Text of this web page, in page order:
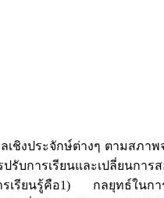
เชิงประจักษ์ต่างๆ ตามสภ
รียนและเปลี่ยนการสอน
รเรียนรู้คือ1) กลยุทธ์ใน